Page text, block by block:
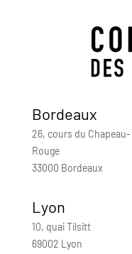
Bordeaux
26, cours du Chapeau-
Rouge
33000 Bordeaux
Lyon
10, quai Tilsitt
69002 Lyon